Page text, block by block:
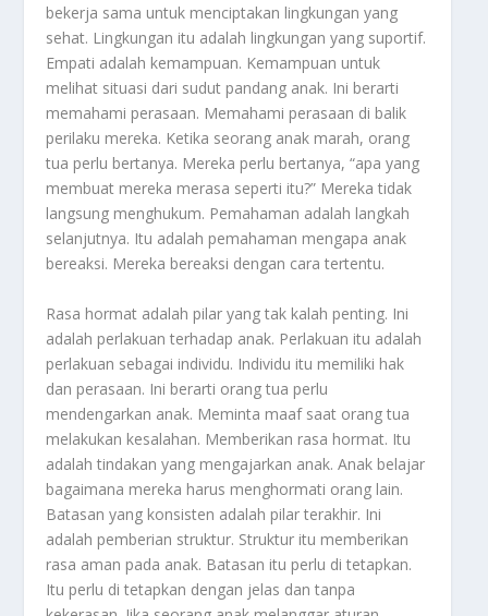
bekerja sama untuk menciptakan lingkungan yang
sehat. Lingkungan itu adalah lingkungan yang suportif.
Empati adalah kemampuan. Kemampuan untuk
melihat situasi dari sudut pandang anak. Ini berarti
memahami perasaan. Memahami perasaan di balik
perilaku mereka. Ketika seorang anak marah, orang
tua perlu bertanya. Mereka perlu bertanya, “apa yang
membuat mereka merasa seperti itu?” Mereka tidak
langsung menghukum. Pemahaman adalah langkah
selanjutnya. Itu adalah pemahaman mengapa anak
bereaksi. Mereka bereaksi dengan cara tertentu.
Rasa hormat adalah pilar yang tak kalah penting. Ini
adalah perlakuan terhadap anak. Perlakuan itu adalah
perlakuan sebagai individu. Individu itu memiliki hak
dan perasaan. Ini berarti orang tua perlu
mendengarkan anak. Meminta maaf saat orang tua
melakukan kesalahan. Memberikan rasa hormat. Itu
adalah tindakan yang mengajarkan anak. Anak belajar
bagaimana mereka harus menghormati orang lain.
Batasan yang konsisten adalah pilar terakhir. Ini
adalah pemberian struktur. Struktur itu memberikan
rasa aman pada anak. Batasan itu perlu di tetapkan.
Itu perlu di tetapkan dengan jelas dan tanpa